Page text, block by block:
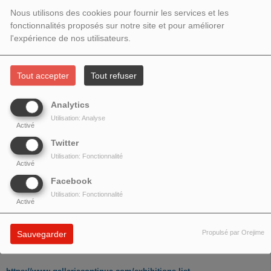
Nous utilisons des cookies pour fournir les services et les
fonctionnalités proposés sur notre site et pour améliorer
l'expérience de nos utilisateurs.
Tout accepter Tout refuser
Analytics
Activé
Utilisation: Analyse
Twitter
Activé
Utilisation: Fonctionnalité
Facebook
Activé
Utilisation: Fonctionnalité
Sauvegarder Propulsé par Orejime
GALLERIA CONTINUA PARIS
InvitéeGiusy Ragosade laGalleria Continua Paris
https://fr.linkedin.com/in/giusy-ragosa-a8a826139